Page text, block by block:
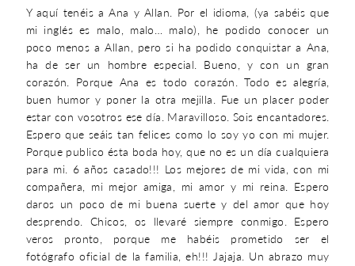
Y aquí tenéis a Ana y Allan. Por el idioma, (ya sabéis que
mi inglés es malo, malo… malo), he podido conocer un
poco menos a Allan, pero si ha podido conquistar a Ana,
ha de ser un hombre especial. Bueno, y con un gran
corazón. Porque Ana es todo corazón. Todo es alegría,
buen humor y poner la otra mejilla. Fue un placer poder
estar con vosotros ese día. Maravilloso. Sois encantadores.
Espero que seáis tan felices como lo soy yo con mi mujer.
Porque publico ésta boda hoy, que no es un día cualquiera
para mi. 6 años casado!!! Los mejores de mi vida, con mi
compañera, mi mejor amiga, mi amor y mi reina. Espero
daros un poco de mi buena suerte y del amor que hoy
desprendo. Chicos, os llevaré siempre conmigo. Espero
veros pronto, porque me habéis prometido ser el
fotógrafo oficial de la familia, eh!!! Jajaja. Un abrazo muy